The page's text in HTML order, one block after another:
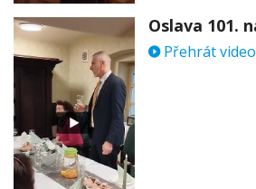
Přehrát video